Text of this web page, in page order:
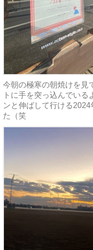
今朝の極寒の朝焼けを見
トに手を突っ込んでい
ンと伸ばして行ける
た（笑